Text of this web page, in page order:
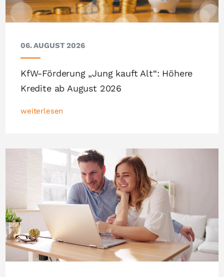
06. AUGUST 2026
KfW-Förderung „Jung kauft Alt“: Höhere
Kredite ab August 2026
weiterlesen